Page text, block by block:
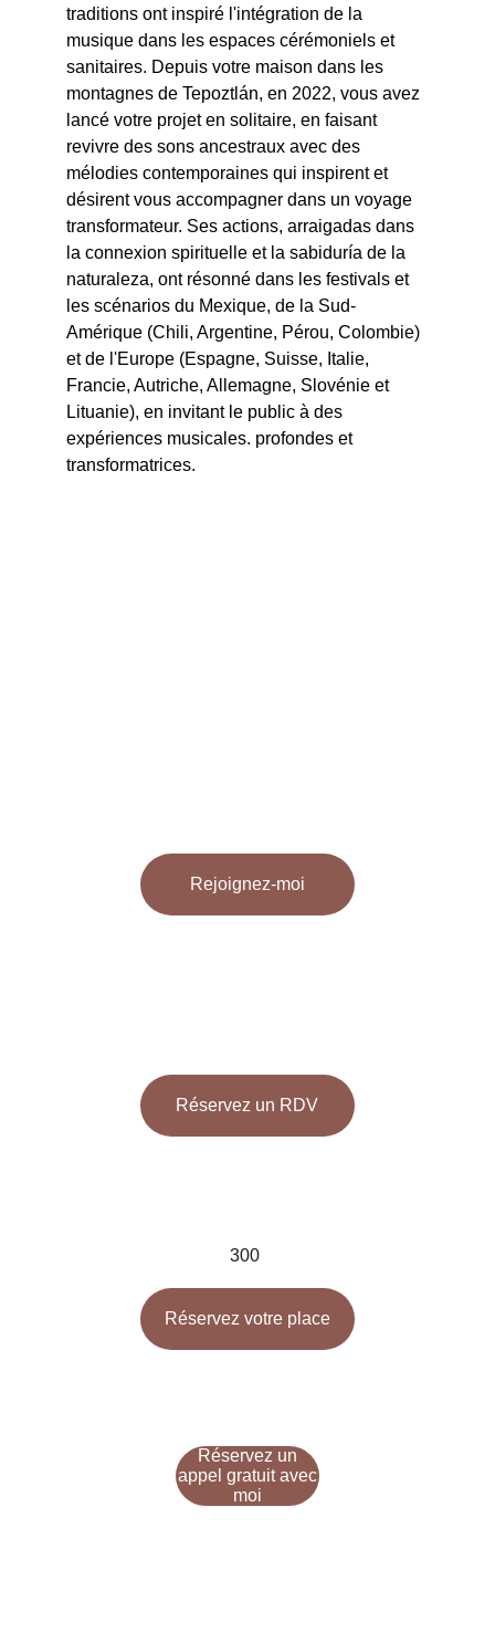
traditions ont inspiré l'intégration de la
musique dans les espaces cérémoniels et
sanitaires. Depuis votre maison dans les
montagnes de Tepoztlán, en 2022, vous avez
lancé votre projet en solitaire, en faisant
revivre des sons ancestraux avec des
mélodies contemporaines qui inspirent et
désirent vous accompagner dans un voyage
transformateur. Ses actions, arraigadas dans
la connexion spirituelle et la sabiduría de la
naturaleza, ont résonné dans les festivals et
les scénarios du Mexique, de la Sud-
Amérique (Chili, Argentine, Pérou, Colombie)
et de l'Europe (Espagne, Suisse, Italie,
Francie, Autriche, Allemagne, Slovénie et
Lituanie), en invitant le public à des
expériences musicales. profondes et
transformatrices.
Rejoignez-moi
Réservez un RDV
Réservez votre place
300
Réservez un
appel gratuit avec
moi